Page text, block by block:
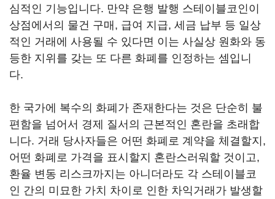
심적인 기능입니다. 만약 은행 발행 스테이블코인이
상점에서의 물건 구매, 급여 지급, 세금 납부 등 일상
적인 거래에 사용될 수 있다면 이는 사실상 원화와 동
등한 지위를 갖는 또 다른 화폐를 인정하는 셈입니
다.
한 국가에 복수의 화폐가 존재한다는 것은 단순히 불
편함을 넘어서 경제 질서의 근본적인 혼란을 초래합
니다. 거래 당사자들은 어떤 화폐로 계약을 체결할지,
어떤 화폐로 가격을 표시할지 혼란스러워할 것이고,
환율 변동 리스크까지는 아니더라도 각 스테이블코
인 간의 미묘한 가치 차이로 인한 차익거래가 발생할